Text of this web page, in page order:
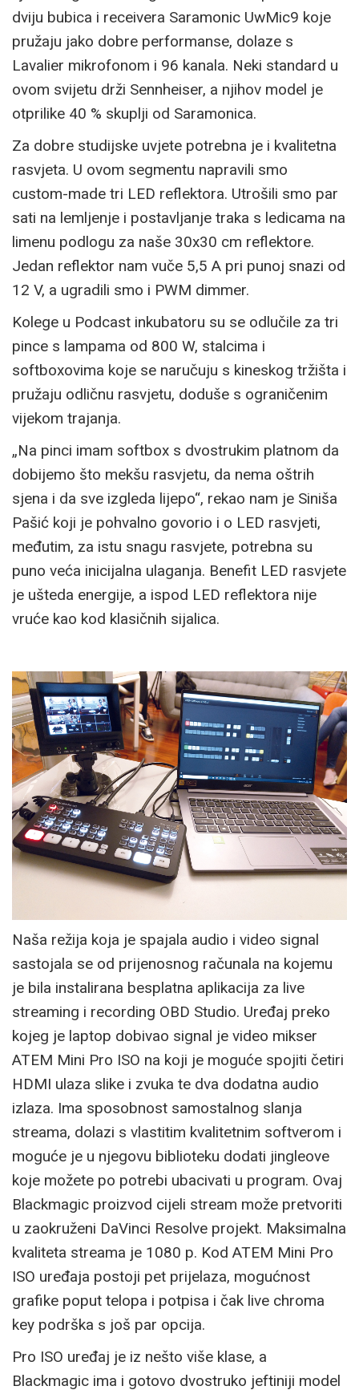
dviju bubica i receivera Saramonic UwMic9 koje
pružaju jako dobre performanse, dolaze s
Lavalier mikrofonom i 96 kanala. Neki standard u
ovom svijetu drži Sennheiser, a njihov model je
otprilike 40 % skuplji od Saramonica.
Za dobre studijske uvjete potrebna je i kvalitetna
rasvjeta. U ovom segmentu napravili smo
custom-made tri LED reflektora. Utrošili smo par
sati na lemljenje i postavljanje traka s ledicama na
limenu podlogu za naše 30x30 cm reflektore.
Jedan reflektor nam vuče 5,5 A pri punoj snazi od
12 V, a ugradili smo i PWM dimmer.
Kolege u Podcast inkubatoru su se odlučile za tri
pince s lampama od 800 W, stalcima i
softboxovima koje se naručuju s kineskog tržišta i
pružaju odličnu rasvjetu, doduše s ograničenim
vijekom trajanja.
„Na pinci imam softbox s dvostrukim platnom da
dobijemo što mekšu rasvjetu, da nema oštrih
sjena i da sve izgleda lijepo“, rekao nam je Siniša
Pašić koji je pohvalno govorio i o LED rasvjeti,
međutim, za istu snagu rasvjete, potrebna su
puno veća inicijalna ulaganja. Benefit LED rasvjete
je ušteda energije, a ispod LED reflektora nije
vruće kao kod klasičnih sijalica.
Naša režija koja je spajala audio i video signal
sastojala se od prijenosnog računala na kojemu
je bila instalirana besplatna aplikacija za live
streaming i recording OBD Studio. Uređaj preko
kojeg je laptop dobivao signal je video mikser
ATEM Mini Pro ISO na koji je moguće spojiti četiri
HDMI ulaza slike i zvuka te dva dodatna audio
izlaza. Ima sposobnost samostalnog slanja
streama, dolazi s vlastitim kvalitetnim softverom i
moguće je u njegovu biblioteku dodati jingleove
koje možete po potrebi ubacivati u program. Ovaj
Blackmagic proizvod cijeli stream može pretvoriti
u zaokruženi DaVinci Resolve projekt. Maksimalna
kvaliteta streama je 1080 p. Kod ATEM Mini Pro
ISO uređaja postoji pet prijelaza, mogućnost
grafike poput telopa i potpisa i čak live chroma
key podrška s još par opcija.
Pro ISO uređaj je iz nešto više klase, a
Blackmagic ima i gotovo dvostruko jeftiniji model